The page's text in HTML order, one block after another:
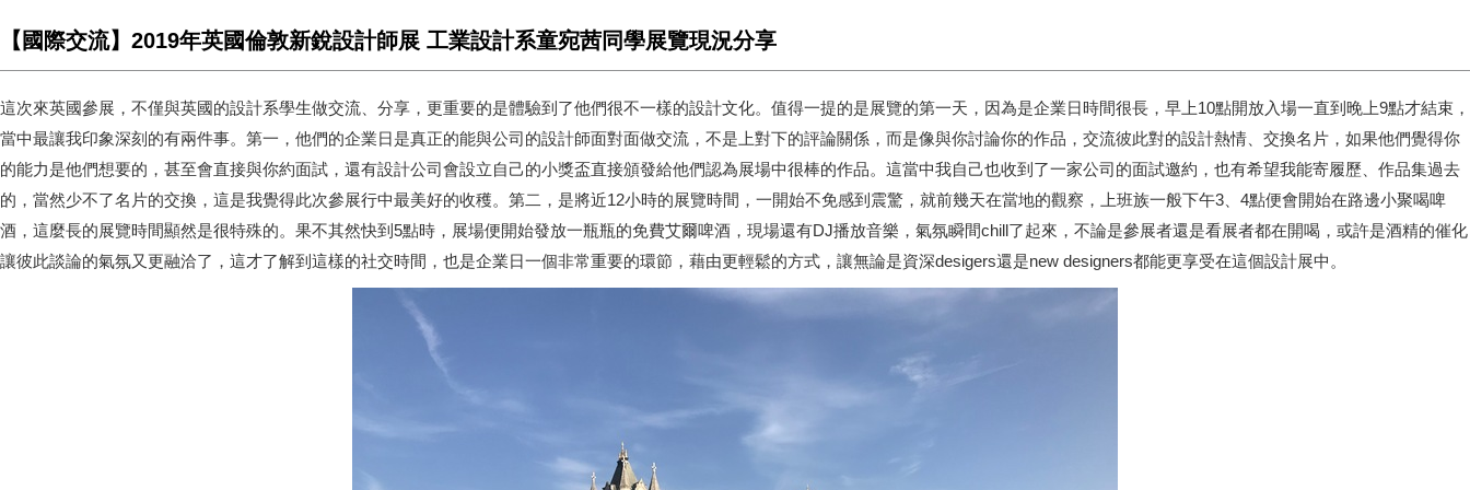
【國際交流】2019年英國倫敦新銳設計師展 工業設計系童宛茜同學展覽現況分享
這次來英國參展，不僅與英國的設計系學生做交流、分享，更重要的是體驗到了他們很不一樣的設計文化。值得一提的是展覽的第一天，因為是企業日時間很長，早上10點開放入場一直到晚上9點才結束，
當中最讓我印象深刻的有兩件事。第一，他們的企業日是真正的能與公司的設計師面對面做交流，不是上對下的評論關係，而是像與你討論你的作品，交流彼此對的設計熱情、交換名片，如果他們覺得你
的能力是他們想要的，甚至會直接與你約面試，還有設計公司會設立自己的小獎盃直接頒發給他們認為展場中很棒的作品。這當中我自己也收到了一家公司的面試邀約，也有希望我能寄履歷、作品集過去
的，當然少不了名片的交換，這是我覺得此次參展行中最美好的收穫。第二，是將近12小時的展覽時間，一開始不免感到震驚，就前幾天在當地的觀察，上班族一般下午3、4點便會開始在路邊小聚喝啤
酒，這麼長的展覽時間顯然是很特殊的。果不其然快到5點時，展場便開始發放一瓶瓶的免費艾爾啤酒，現場還有DJ播放音樂，氣氛瞬間chill了起來，不論是參展者還是看展者都在開喝，或許是酒精的催化
讓彼此談論的氣氛又更融洽了，這才了解到這樣的社交時間，也是企業日一個非常重要的環節，藉由更輕鬆的方式，讓無論是資深desigers還是new designers都能更享受在這個設計展中。